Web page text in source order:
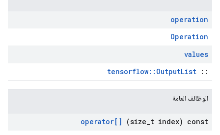
operation
Operation
values
::
tensorflow::OutputList
الوظائف العامة
operator[] (size t index) const